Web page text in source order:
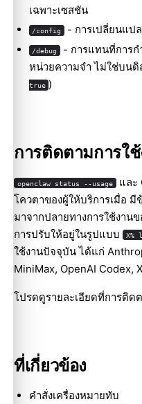
เฉพาะเซสชัน
/config - การเปลี่ยนแป
/debug
- การแทนที่การ
หน่วยความจำ ไม่ใช่บนดิ
true )
การติดตามการใ
openclaw status --usage และ
โควตาของผู้ให้บริการเมื่อ
มาจากปลายทางการใช้งาน
การปรับให้อยู่ในรูปแบบ
X%
ใช้งานปัจจุบัน ได้แก่
MiniMax, OpenAI Codex,
โปรดดูรายละเอียดที่การติด
ที่เกี่ยวข้อง
คำสั่งเครื่องหมายทับ